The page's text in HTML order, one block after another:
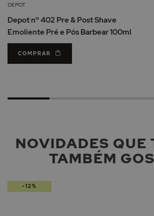
DEPOT
Depot nº 402 Pre & Post Shave
Emoliente Pré e Pós Barbear 100ml
COMPRAR
NOVIDADES QUE
TAMBÉM
-12%